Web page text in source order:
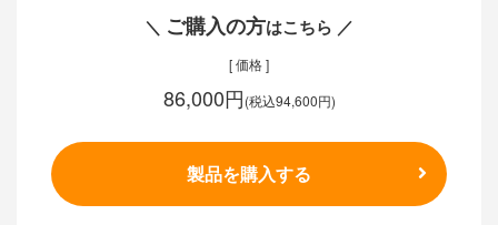
＼ ご購入の方はこちら ／
[ 価格 ]
86,000円(税込94,600円)
製品を購入する